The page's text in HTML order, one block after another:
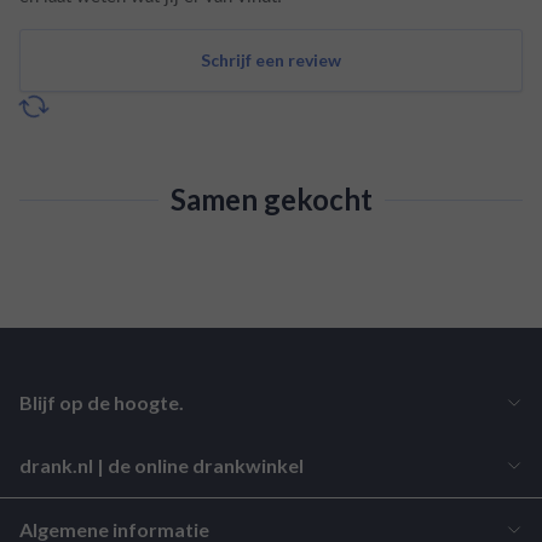
Schrijf een review
Samen gekocht
drank.nl | de online drankwinkel
Algemene informatie
Blijf op de hoogte.